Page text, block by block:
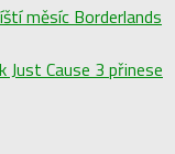
měsíc Borderlands
Just Cause 3 přinese